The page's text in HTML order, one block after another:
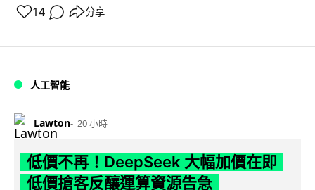
14 分享
人工智能
Lawton 20 小時
低價不再！DeepSeek 大幅加價在即
低價搶客反釀運算資源告急